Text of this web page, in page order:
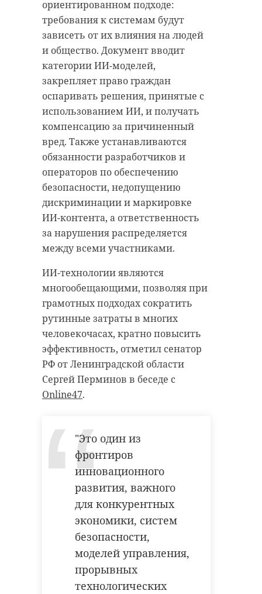
ориентированном подходе:
требования к системам будут
зависеть от их влияния на людей
и общество. Документ вводит
категории ИИ-моделей,
закрепляет право граждан
оспаривать решения, принятые с
использованием ИИ, и получать
компенсацию за причиненный
вред. Также устанавливаются
обязанности разработчиков и
операторов по обеспечению
безопасности, недопущению
дискриминации и маркировке
ИИ-контента, а ответственность
за нарушения распределяется
между всеми участниками.
ИИ-технологии являются
многообещающими, позволяя при
грамотных подходах сократить
рутинные затраты в многих
человекочасах, кратно повысить
эффективность, отметил сенатор
РФ от Ленинградской области
Сергей Перминов в беседе с
Online47.
"Это один из
фронтиров
инновационного
развития, важного
для конкурентных
экономики, систем
безопасности,
моделей управления,
прорывных
технологических